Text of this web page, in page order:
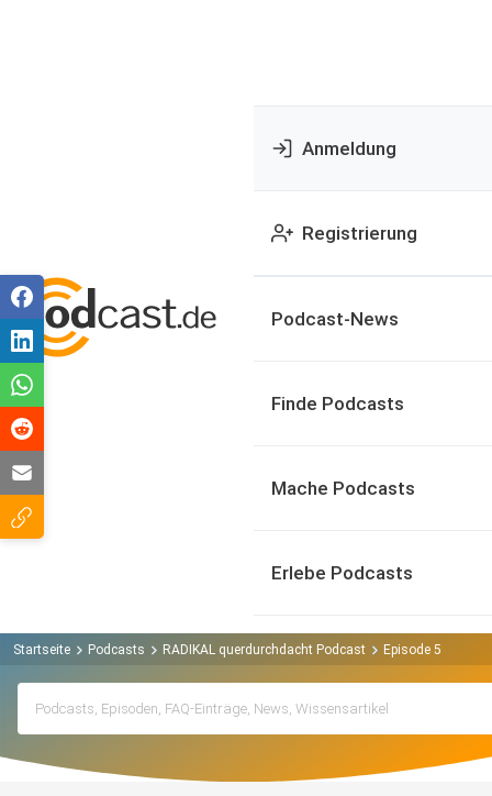
Anmeldung
Registrierung
Podcast-News
Finde Podcasts
Mache Podcasts
Erlebe Podcasts
Startseite Podcasts RADIKAL querdurchdacht Podcast Episode 59: